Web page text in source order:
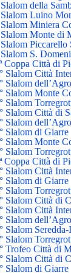
della
Luino
Miniera
Monte di
Piccarello
S.
Coppa Città di
Slalom Città
Slalom
Slalom Monte
Slalom
Slalom Città di
Slalom
Slalom di Giarre
Slalom Monte
Slalom
Coppa Città di
Slalom Città
Slalom di Giarre
Slalom
Slalom Città di
Slalom Città
Slalom
Slalom
Slalom
Trofeo Città di
Slalom Città di
Slalom di Giarre